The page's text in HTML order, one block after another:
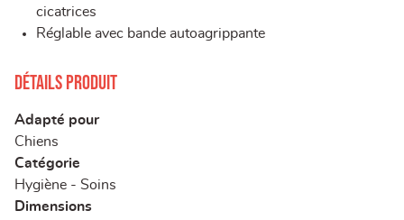
cicatrices
Réglable avec bande autoagrippante
Détails produit
Adapté pour
Chiens
Catégorie
Hygiène - Soins
Dimensions